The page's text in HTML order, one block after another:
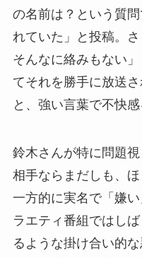
の名前は？という質
れていた」と投稿。さ
そんなに絡みもない
てそれを勝手に放送
と、強い言葉で不快感
鈴木さんが特に問題
相手ならまだしも、
一方的に実名で「嫌
ラエティ番組ではし
るような掛け合い的